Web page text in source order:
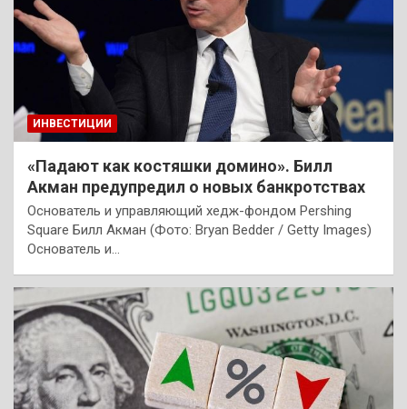
ИНВЕСТИЦИИ
«Падают как костяшки домино». Билл
Акман предупредил о новых банкротствах
Основатель и управляющий хедж-фондом Pershing
Square Билл Акман (Фото: Bryan Bedder / Getty Images)
Основатель и…